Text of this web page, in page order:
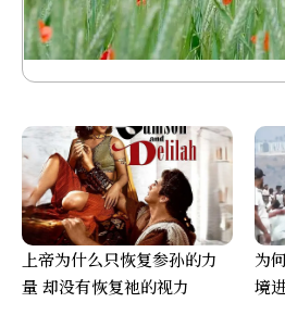
上帝为什么只恢复参孙的力
量 却没有恢复祂的视力
为
境